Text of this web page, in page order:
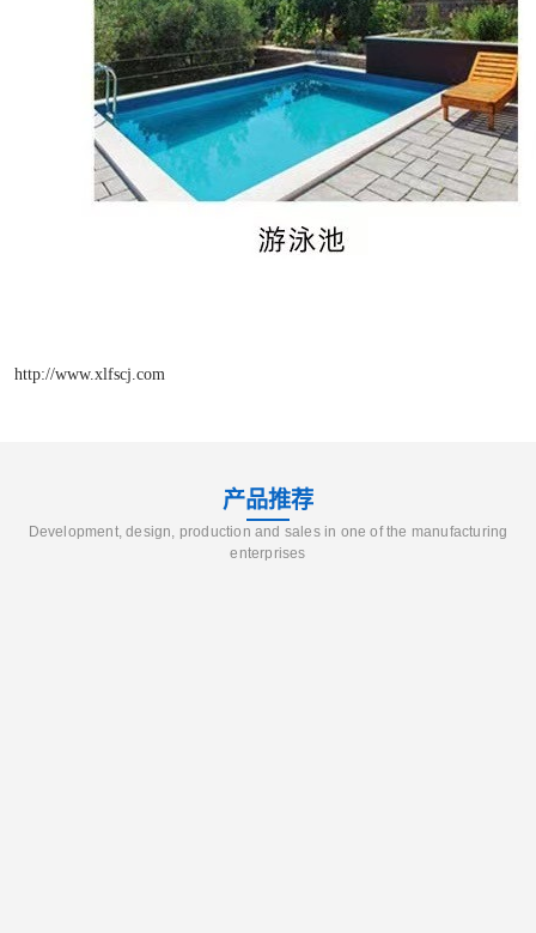
http://www.xlfscj.com
产品推荐
Development, design, production and sales in one of the manufacturing
enterprises